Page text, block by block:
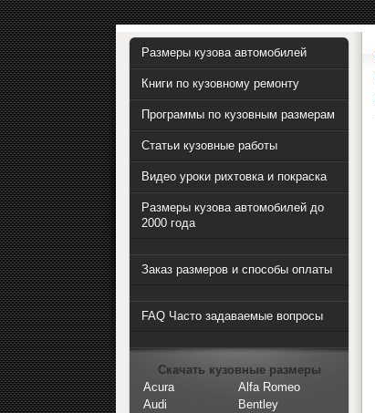
Размеры кузова автомобилей
Книги по кузовному ремонту
Программы по кузовным размерам
Статьи кузовные работы
Видео уроки рихтовка и покраска
Размеры кузова автомобилей до
2000 года
Заказ размеров и способы оплаты
FAQ Часто задаваемые вопросы
Скачать кузовные размеры
Acura
Alfa Romeo
Audi
Bentley